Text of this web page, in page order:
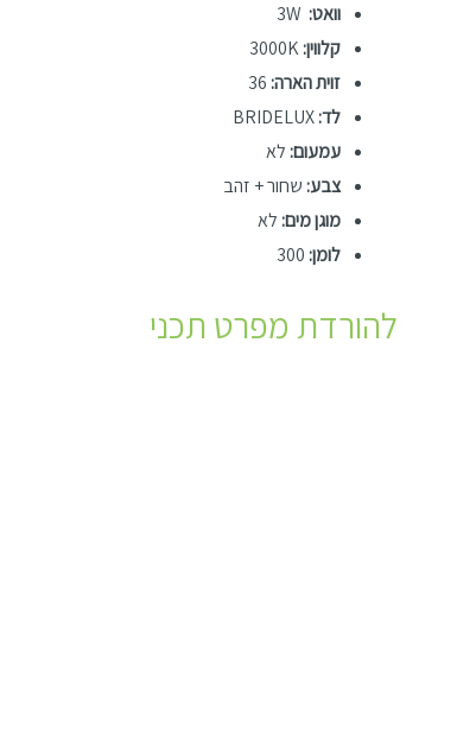
וואט: 3W
קלווין:3000K
זוית הארה: 36
לד:
עמעום: לא
צבע: שחור + זהב
מוגן מים: לא
לומן:
להורדת מפרט תכני